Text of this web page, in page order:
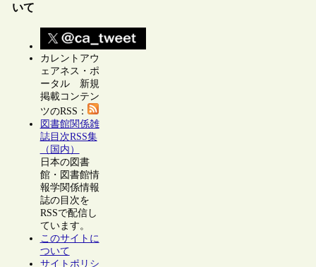
いて
カレントアウ
ェアネス・ポ
ータル 新規
掲載コンテン
ツのRSS：
図書館関係雑
誌目次RSS集
（国内）
日本の図書
館・図書館情
報学関係情報
誌の目次を
RSSで配信し
ています。
このサイトに
ついて
サイトポリシ